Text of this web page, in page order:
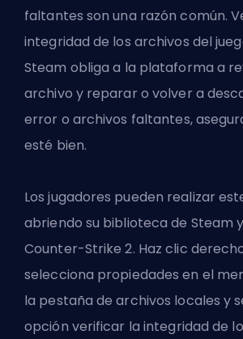
faltantes son una razón común.
integridad de los archivos del
Steam obliga a la plataforma a
archivo y reparar o volver a
error o archivos faltantes,
esté bien.
Los jugadores pueden realizar
abriendo su biblioteca de Steam
Counter-Strike 2. Haz clic
selecciona propiedades en el
la pestaña de archivos locales y
opción verificar la integridad de